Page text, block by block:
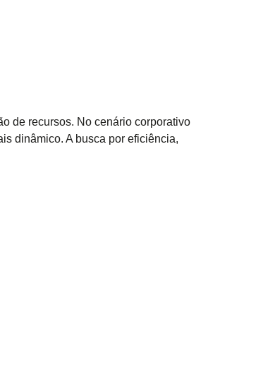
de recursos. No cenário corporativo
dinâmico. A busca por eficiência,